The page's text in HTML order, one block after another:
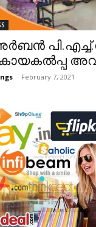
- February 7, 2021